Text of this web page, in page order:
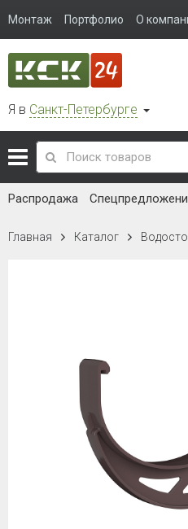
Монтаж Портфолио О
Я в Санкт-Петербурге
Распродажа
Главная Каталог